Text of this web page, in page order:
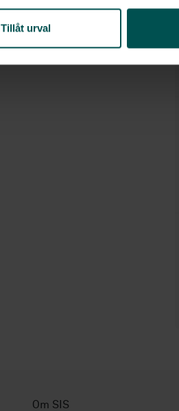
Tillåt urval
Om SIS